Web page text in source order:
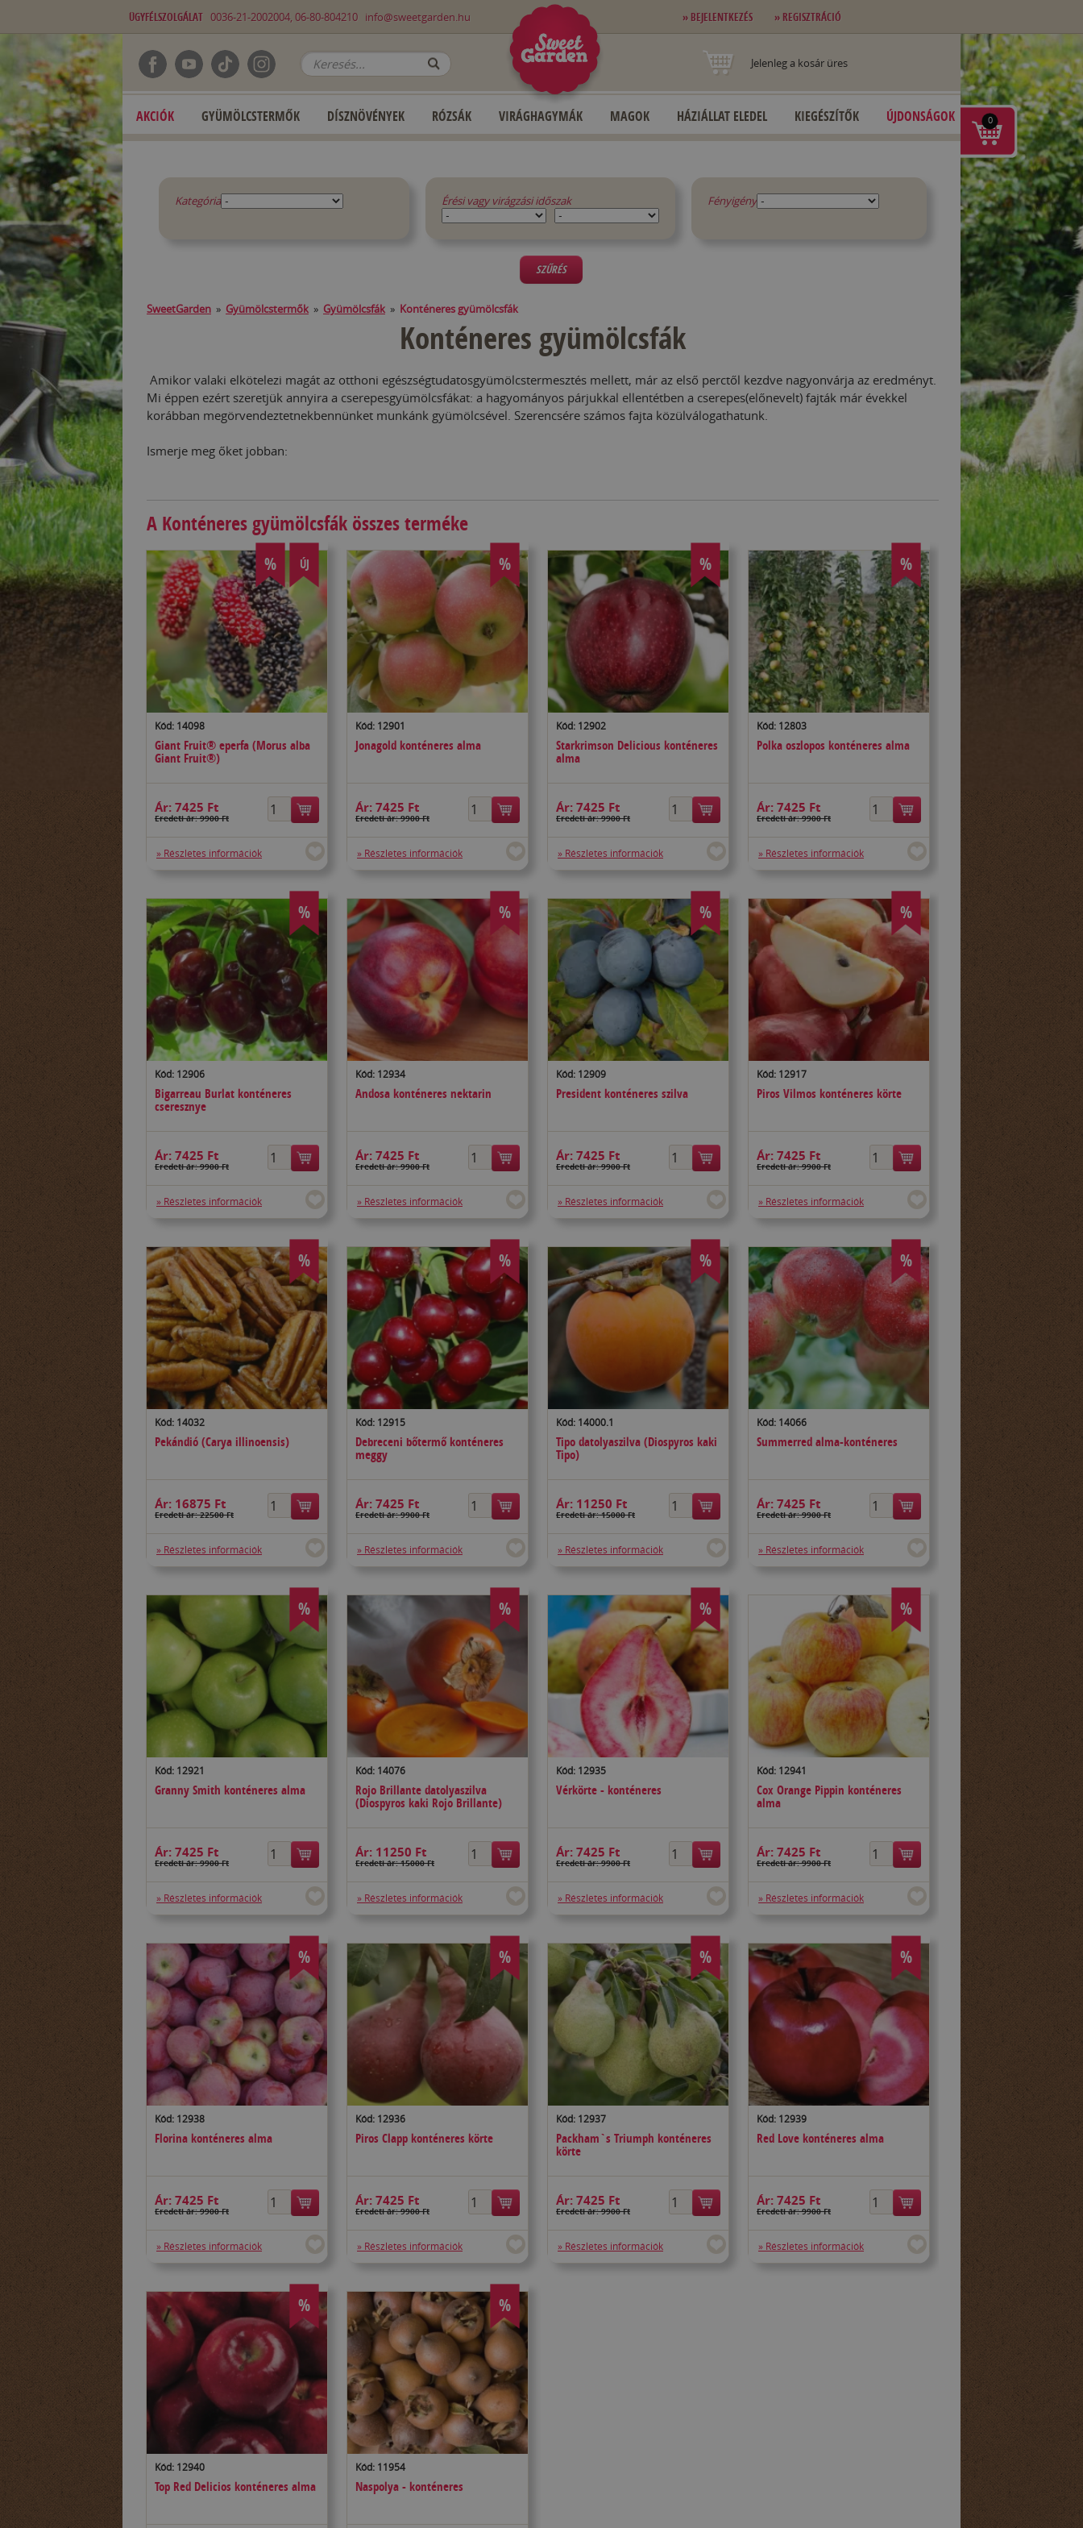
ÜGYFÉLSZOLGÁLAT 0036-21-2002004, 06-80-804210 info@sweetgarden.hu » BEJELENTKEZÉS » REGISZTRÁCIÓ
Jelenleg a kosár üres
AKCIÓK GYÜMÖLCSTERMŐK DÍSZNÖVÉNYEK RÓZSÁK VIRÁGHAGYMÁK MAGOK HÁZIÁLLAT ELEDEL KIEGÉSZÍTŐK ÚJDONSÁGOK
Kategória Érési vagy virágzási időszak Fényigény
SZŰRÉS
SweetGarden » Gyümölcstermők » Gyümölcsfák » Konténeres gyümölcsfák
Konténeres gyümölcsfák
Amikor valaki elkötelezi magát az otthoni egészségtudatosgyümölcstermesztés mellett, már az első perctől kezdve nagyonvárja az eredményt.
Mi éppen ezért szeretjük annyira a cserepesgyümölcsfákat: a hagyományos párjukkal ellentétben a cserepes(előnevelt) fajták már évekkel
korábban megörvendeztetnekbennünket munkánk gyümölcsével. Szerencsére számos fajta közülválogathatunk.
Ismerje meg őket jobban:
A Konténeres gyümölcsfák összes terméke
% ÚJ
Kód: 14098
Giant Fruit® eperfa (Morus alba
Giant Fruit®)
Ár: 7425 Ft
Eredeti ár: 9900 Ft
» Részletes információk
%
Kód: 12901
Jonagold konténeres alma
Ár: 7425 Ft
Eredeti ár: 9900 Ft
» Részletes információk
%
Kód: 12902
Starkrimson Delicious konténeres
alma
Ár: 7425 Ft
Eredeti ár: 9900 Ft
» Részletes információk
%
Kód: 12803
Polka oszlopos konténeres alma
Ár: 7425 Ft
Eredeti ár: 9900 Ft
» Részletes információk
%
Kód: 12906
Bigarreau Burlat konténeres
cseresznye
Ár: 7425 Ft
Eredeti ár: 9900 Ft
» Részletes információk
%
Kód: 12934
Andosa konténeres nektarin
Ár: 7425 Ft
Eredeti ár: 9900 Ft
» Részletes információk
%
Kód: 12909
President konténeres szilva
Ár: 7425 Ft
Eredeti ár: 9900 Ft
» Részletes információk
%
Kód: 12917
Piros Vilmos konténeres körte
Ár: 7425 Ft
Eredeti ár: 9900 Ft
» Részletes információk
%
Kód: 14032
Pekándió (Carya illinoensis)
Ár: 16875 Ft
Eredeti ár: 22500 Ft
» Részletes információk
%
Kód: 12915
Debreceni bőtermő konténeres
meggy
Ár: 7425 Ft
Eredeti ár: 9900 Ft
» Részletes információk
%
Kód: 14000.1
Tipo datolyaszilva (Diospyros kaki
Tipo)
Ár: 11250 Ft
Eredeti ár: 15000 Ft
» Részletes információk
%
Kód: 14066
Summerred alma-konténeres
Ár: 7425 Ft
Eredeti ár: 9900 Ft
» Részletes információk
%
Kód: 12921
Granny Smith konténeres alma
Ár: 7425 Ft
Eredeti ár: 9900 Ft
» Részletes információk
%
Kód: 14076
Rojo Brillante datolyaszilva
(Diospyros kaki Rojo Brillante)
Ár: 11250 Ft
Eredeti ár: 15000 Ft
» Részletes információk
%
Kód: 12935
Vérkörte - konténeres
Ár: 7425 Ft
Eredeti ár: 9900 Ft
» Részletes információk
%
Kód: 12941
Cox Orange Pippin konténeres
alma
Ár: 7425 Ft
Eredeti ár: 9900 Ft
» Részletes információk
%
Kód: 12938
Florina konténeres alma
Ár: 7425 Ft
Eredeti ár: 9900 Ft
» Részletes információk
%
Kód: 12936
Piros Clapp konténeres körte
Ár: 7425 Ft
Eredeti ár: 9900 Ft
» Részletes információk
%
Kód: 12937
Packham`s Triumph konténeres
körte
Ár: 7425 Ft
Eredeti ár: 9900 Ft
» Részletes információk
%
Kód: 12939
Red Love konténeres alma
Ár: 7425 Ft
Eredeti ár: 9900 Ft
» Részletes információk
%
Kód: 12940
Top Red Delicios konténeres alma
%
Kód: 11954
Naspolya - konténeres
0